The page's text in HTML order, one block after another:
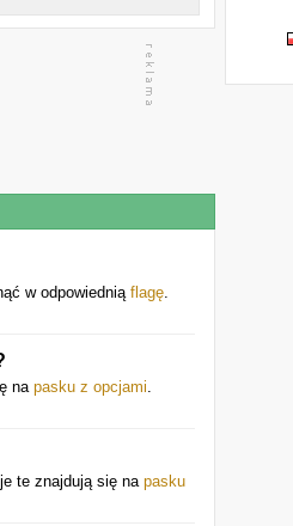
w odpowiedniąflagę.
na pasku z opcjami.
te znajdują się napasku